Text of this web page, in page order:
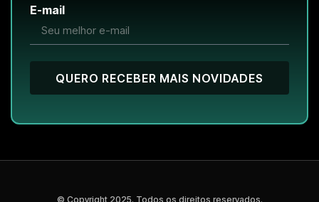
E-mail
QUERO RECEBER MAIS NOVIDADES
© Copyright 2025. Todos os direitos reservados.